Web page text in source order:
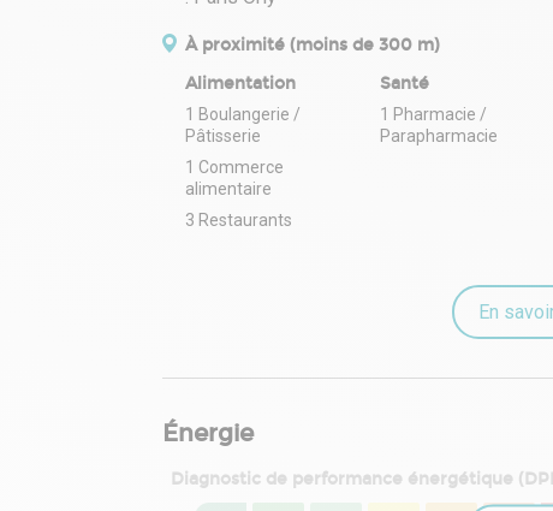
À proximité (moins de 300 m)
Alimentation
1 Boulangerie /
Pâtisserie
1 Commerce
alimentaire
3 Restaurants
Santé
1 Pharmacie /
Parapharmacie
En
Énergie
Diagnostic de performance énergétique